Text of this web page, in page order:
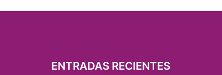
ENTRADAS RECIENTES